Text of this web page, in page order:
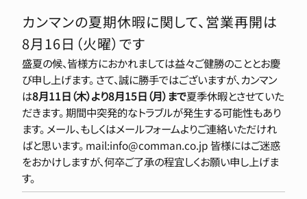
カンマンの夏期休暇に関して、営業再開は
8月16日（火曜）です
盛夏の候、皆様方におかれましては益々ご健勝のこととお慶
び申し上げます。 さて、誠に勝手ではございますが、カンマン
は8月11日（木）より8月15日（月）まで夏季休暇とさせていた
だきます。 期間中突発的なトラブルが発生する可能性もあり
ます。 メール、もしくはメールフォームよりご連絡いただけれ
ばと思います。 mail:info@comman.co.jp 皆様にはご迷惑
をおかけしますが、何卒ご了承の程宜しくお願い申し上げま
す。